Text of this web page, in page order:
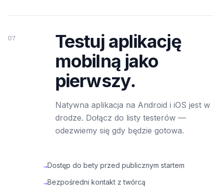
07
Testuj aplikację
mobilną jako
pierwszy.
Natywna aplikacja na Android i iOS jest w
drodze. Dołącz do listy testerów —
odezwiemy się gdy będzie gotowa.
→Dostęp do bety przed publicznym startem
→Bezpośredni kontakt z twórcą